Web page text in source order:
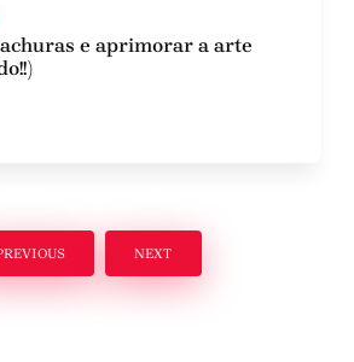
e aprimorar a arte
NEXT